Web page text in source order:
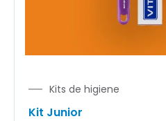
Kits de higiene
Kit Junior